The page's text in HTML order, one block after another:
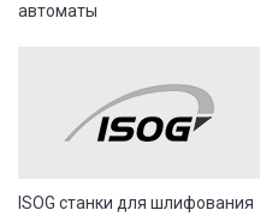
автоматы
ISOG станки для шлифования